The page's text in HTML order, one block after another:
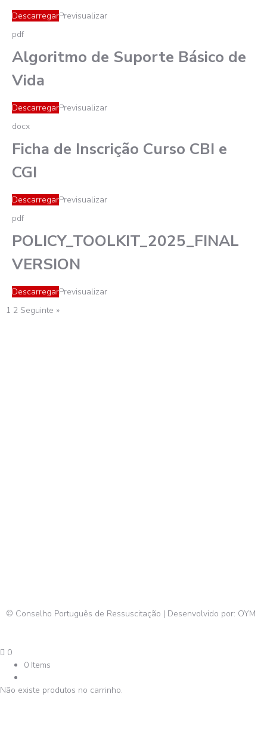
DescarregarPrevisualizar
pdf
Algoritmo de Suporte Básico de
Vida
DescarregarPrevisualizar
docx
Ficha de Inscrição Curso CBI e
CGI
DescarregarPrevisualizar
pdf
POLICY_TOOLKIT_2025_FINAL
VERSION
DescarregarPrevisualizar
1 2 Seguinte »
© Conselho Português de Ressuscitação | Desenvolvido por: OYM
0
0 Items
Não existe produtos no carrinho.